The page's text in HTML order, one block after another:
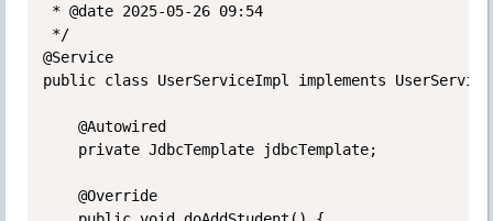
* @date 2025-05-26 09:54
*/
@Service
public class UserServiceImpl implements
    @Autowired
    private JdbcTemplate jdbcTemplate;
    @Override